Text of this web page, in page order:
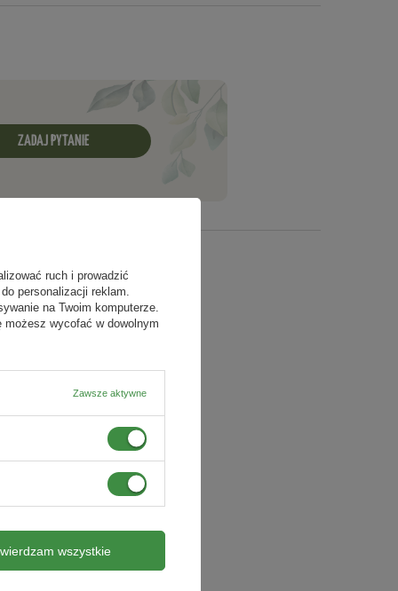
ZADAJ PYTANIE
ruch i prowadzić
personalizacji reklam.
na Twoim komputerze.
możesz wycofać w dowolnym
Zawsze aktywne
wszystkie